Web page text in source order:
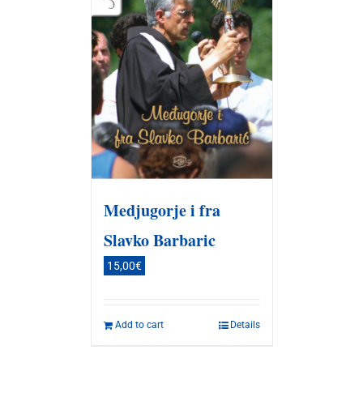
Medjugorje i fra
Slavko Barbaric
15,00€
Add to cart Details